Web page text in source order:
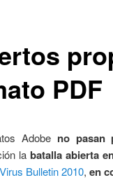
PDF
Adobe no pasan
labatalla abierta
Virus Bulletin 2010,en